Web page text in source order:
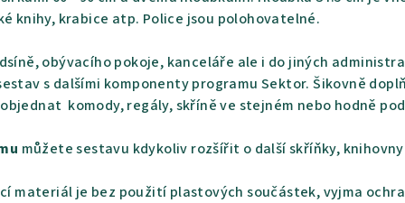
knihy, krabice atp. Police jsou polohovatelné.
obývacího pokoje, kanceláře ale i do jiných
s dalšími komponenty programu Sektor. Šikovně
komody, regály, skříně ve stejném nebo hodně
můžete sestavu kdykoliv rozšířit o další skříňky,
materiál je bez použití plastových součástek, vyjma